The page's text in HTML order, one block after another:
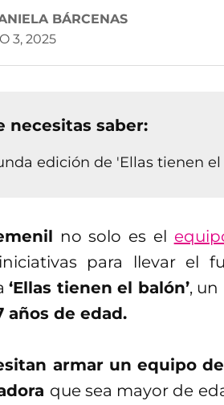
BÁRCENAS
3, 2025
necesitas saber:
edición de 'Ellas tienen
no solo es el
para llevar el
‘Ellas tienen el balón’, un
años de edad.
armar un equipo
que sea mayor de